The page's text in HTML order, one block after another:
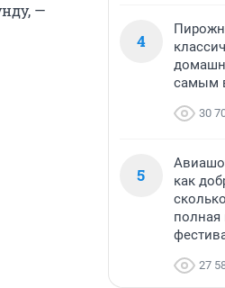
—
4
самым
30
5
как
полная
27